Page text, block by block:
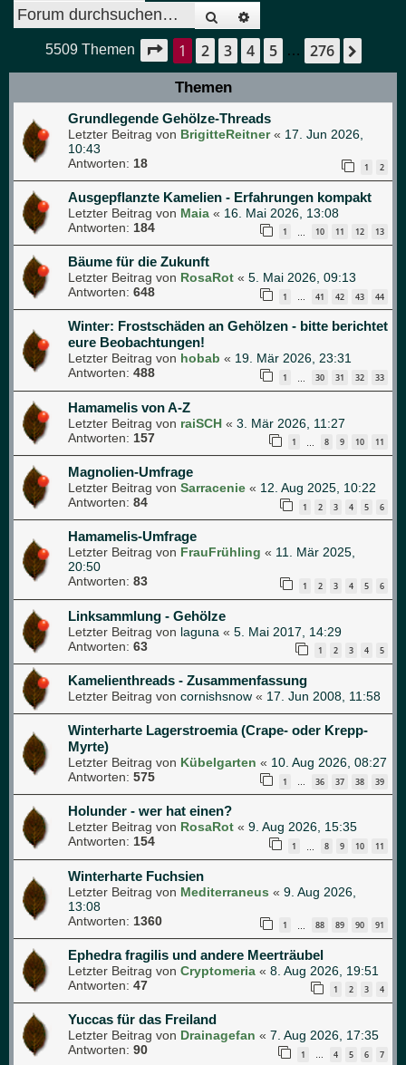
Suche
5509 Themen Seite 1von 276
1 2 3 4 5 … 276
Themen
Grundlegende Gehölze-Threads
Letzter Beitrag von BrigitteReitner« 17. Jun 2026,
10:43
Antworten: 18 1 2
Ausgepflanzte Kamelien - Erfahrungen kompakt
Letzter Beitrag von Maia « 16. Mai 2026, 13:08
Antworten: 184 1 … 10 11 12 13
Bäume für die Zukunft
Letzter Beitrag von RosaRot « 5. Mai 2026, 09:13
Antworten: 648 1 … 41 42 43 44
Winter: Frostschäden an Gehölzen - bitte berichtet
eure Beobachtungen!
Letzter Beitrag von hobab « 19. Mär 2026, 23:31
Antworten: 488 1 30 31 32 33
Hamamelis von A-Z
Letzter Beitrag von raiSCH « 3. Mär 2026, 11:27
Antworten: 157 1 … 8 9 10 11
Magnolien-Umfrage
Letzter Beitrag von Sarracenie « 12. Aug 2025, 10:22
Antworten: 84 1 2 3 4 5 6
Hamamelis-Umfrage
Letzter Beitrag von FrauFrühling « 11. Mär 2025,
20:50
Antworten: 83 1 2 3 4 5 6
Linksammlung - Gehölze
Letzter Beitrag von laguna « 5. Mai 2017, 14:29
Antworten: 63 1 2 3 4 5
Kamelienthreads - Zusammenfassung
Letzter Beitrag von cornishsnow « 17. Jun 2008, 11:58
Winterharte Lagerstroemia (Crape- oder Krepp-
Myrte)
Letzter Beitrag von Kübelgarten « 10. Aug 2026, 08:27
Antworten: 575 1 … 36 37 38 39
Holunder - wer hat einen?
Letzter Beitrag von RosaRot « 9. Aug 2026, 15:35
Antworten: 154 1 8 9 10 11
Winterharte Fuchsien
Letzter Beitrag von Mediterraneus « 9. Aug 2026,
13:08
Antworten: 1360 1 88 89 90 91
Ephedra fragilis und andere Meerträubel
Letzter Beitrag von Cryptomeria « 8. Aug 2026, 19:51
Antworten: 47 1 2 3 4
Yuccas für das Freiland
Letzter Beitrag von Drainagefan « 7. Aug 2026, 17:35
Antworten: 90 1 … 4 5 6 7